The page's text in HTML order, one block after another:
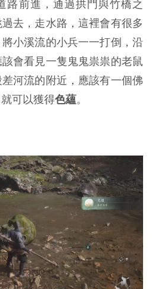
路前進，通過拱門與竹橋之
去，走水路，這裡會有很多
小溪流的小兵一一打倒，沿
會看見一隻鬼鬼祟祟的老鼠
河流的附近，應該有一個佛
可以獲得色蘊。